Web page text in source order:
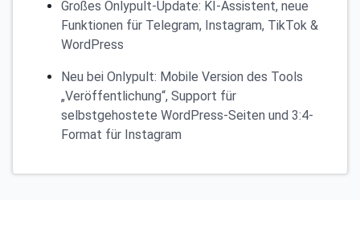
Großes Onlypult-Update: KI-Assistent, neue
Funktionen für Telegram, Instagram, TikTok &
WordPress
Neu bei Onlypult: Mobile Version des Tools
„Veröffentlichung“, Support für
selbstgehostete WordPress-Seiten und 3:4-
Format für Instagram